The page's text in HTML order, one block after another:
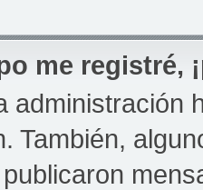
me registré,
administración
También,